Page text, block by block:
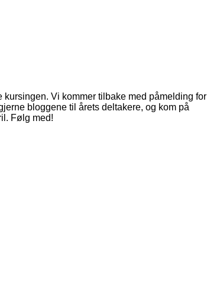
Vi kommer tilbake med påmelding for
bloggene til årets deltakere, og kom på
Følg med!